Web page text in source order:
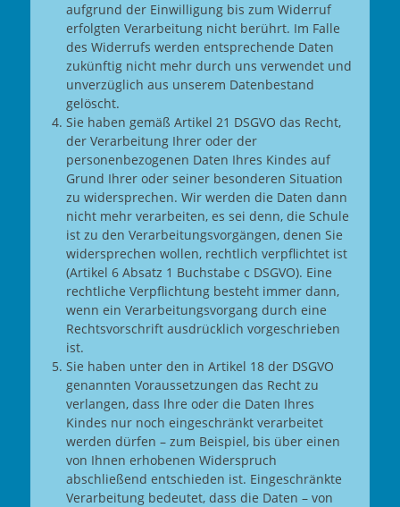
aufgrund der Einwilligung bis zum Widerruf
erfolgten Verarbeitung nicht berührt. Im Falle
des Widerrufs werden entsprechende Daten
zukünftig nicht mehr durch uns verwendet und
unverzüglich aus unserem Datenbestand
gelöscht.
Sie haben gemäß Artikel 21 DSGVO das Recht,
der Verarbeitung Ihrer oder der
personenbezogenen Daten Ihres Kindes auf
Grund Ihrer oder seiner besonderen Situation
zu widersprechen. Wir werden die Daten dann
nicht mehr verarbeiten, es sei denn, die Schule
ist zu den Verarbeitungsvorgängen, denen Sie
widersprechen wollen, rechtlich verpflichtet ist
(Artikel 6 Absatz 1 Buchstabe c DSGVO). Eine
rechtliche Verpflichtung besteht immer dann,
wenn ein Verarbeitungsvorgang durch eine
Rechtsvorschrift ausdrücklich vorgeschrieben
ist.
Sie haben unter den in Artikel 18 der DSGVO
genannten Voraussetzungen das Recht zu
verlangen, dass Ihre oder die Daten Ihres
Kindes nur noch eingeschränkt verarbeitet
werden dürfen – zum Beispiel, bis über einen
von Ihnen erhobenen Widerspruch
abschließend entschieden ist. Eingeschränkte
Verarbeitung bedeutet, dass die Daten – von